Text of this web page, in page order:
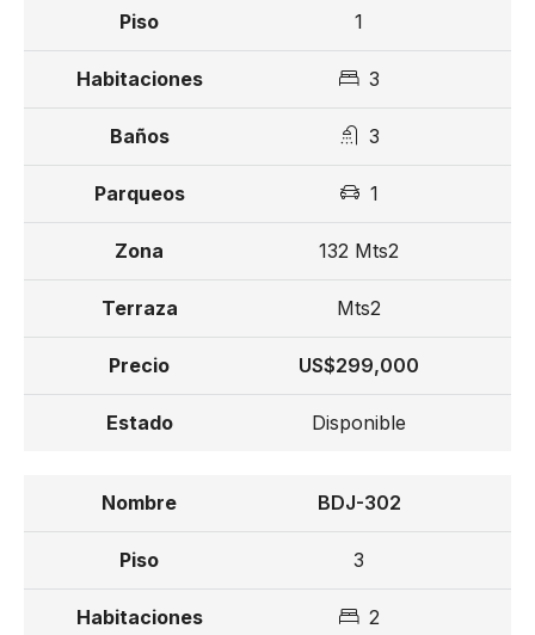
Anfiteatro con capacidad de 3,500 personas
Parque ecológico
Piazza Italiana
Boulevard Frances
Reserva US$ 3,000
15% de separación
50% contra entrega
Entrega para Noviembre 2026
1
3
3
1
132 Mts2
Mts2
US$299,000
Disponible
BDJ-302
3
2